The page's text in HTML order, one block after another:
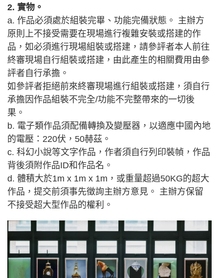
2. 實物。
a. 作品必須處於組裝完畢、功能完備狀態。 主辦方
原則上不接受需要在現場進行複雜安裝或搭建的作
品，如必須進行現場組裝或搭建，請參評者本人前往
終審現場自行組裝或搭建，由此產生的相關費用由參
評者自行承擔。
如參評者拒絕前來終審現場進行組裝或搭建，須自行
承擔因作品組裝不完全/功能不完整帶來的一切後
果。
b. 電子類作品須配備轉換及變壓器，以適應中國內地
的電壓：220伏，50赫茲。
c. 科幻小說等文字作品，作者須自行列印裝幀，作品
背後須附作品ID和作品名。
d. 體積大於1m x 1m x 1m，或重量超過50KG的超大
作品，提交前須事先徵詢主辦方意見。 主辦方保留
不接受超大型作品的權利。